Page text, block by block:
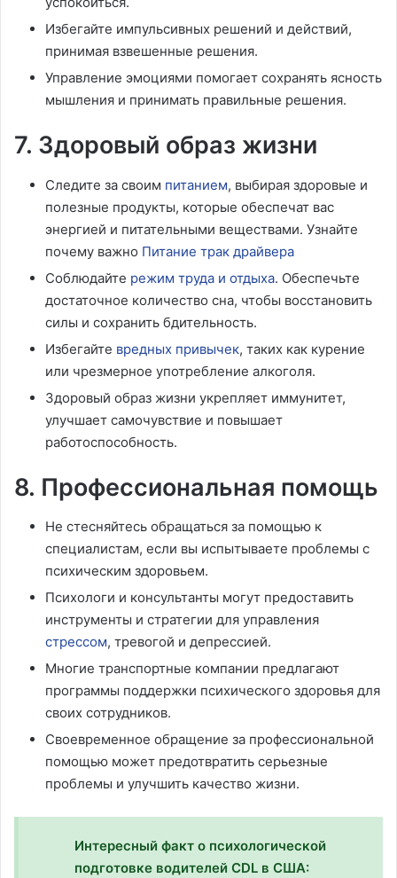
Избегайте импульсивных решений и действий,
принимая взвешенные решения.
Управление эмоциями помогает сохранять ясность
мышления и принимать правильные решения.
7. Здоровый образ жизни
Следите за своим питанием, выбирая здоровые и
полезные продукты, которые обеспечат вас
энергией и питательными веществами. Узнайте
почему важно Питание трак драйвера
Соблюдайте режим труда и отдыха. Обеспечьте
достаточное количество сна, чтобы восстановить
силы и сохранить бдительность.
Избегайте вредных привычек, таких как курение
или чрезмерное употребление алкоголя.
Здоровый образ жизни укрепляет иммунитет,
улучшает самочувствие и повышает
работоспособность.
8. Профессиональная помощь
Не стесняйтесь обращаться за помощью к
специалистам, если вы испытываете проблемы с
психическим здоровьем.
Психологи и консультанты могут предоставить
инструменты и стратегии для управления
стрессом, тревогой и депрессией.
Многие транспортные компании предлагают
программы поддержки психического здоровья для
своих сотрудников.
Своевременное обращение за профессиональной
помощью может предотвратить серьезные
проблемы и улучшить качество жизни.
Интересный факт о психологической
подготовке водителей CDL в США: